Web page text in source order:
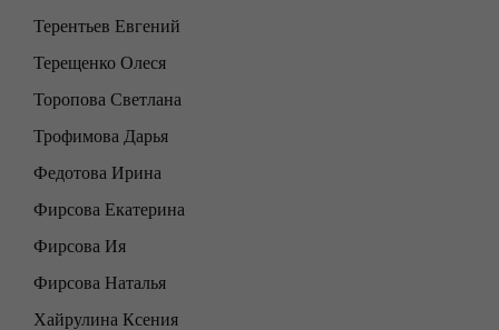
Терентьев Евгений
Терещенко Олеся
Торопова Светлана
Трофимова Дарья
Федотова Ирина
Фирсова Екатерина
Фирсова Ия
Фирсова Наталья
Хайрулина Ксения